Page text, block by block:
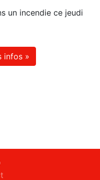
un incendie ce jeudi
infos »